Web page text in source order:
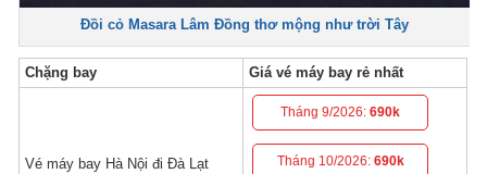
Đồi cỏ Masara Lâm Đồng thơ mộng như trời Tây
Chặng bay Giá vé máy bay rẻ nhất
Vé máy bay Hà Nội đi Đà Lạt
Tháng 9/2026:690k
Tháng 10/2026: 690k